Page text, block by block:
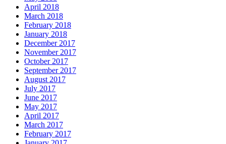
April 2018
March 2018
February 2018
January 2018
December 2017
November 2017
October 2017
September 2017
August 2017
July 2017
June 2017
May 2017
April 2017
March 2017
February 2017